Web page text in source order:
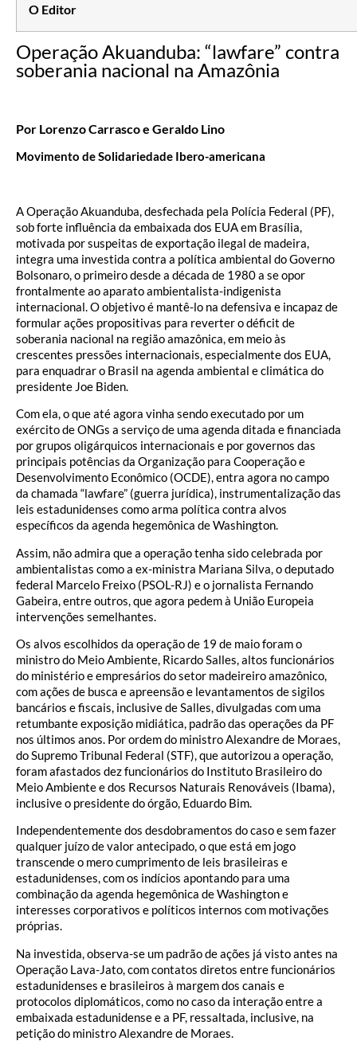
O Editor
Operação Akuanduba: “lawfare” contra
soberania nacional na Amazônia
Por Lorenzo Carrasco e Geraldo Lino
Movimento de Solidariedade Ibero-americana
A Operação Akuanduba, desfechada pela Polícia Federal (PF),
sob forte influência da embaixada dos EUA em Brasília,
motivada por suspeitas de exportação ilegal de madeira,
integra uma investida contra a política ambiental do Governo
Bolsonaro, o primeiro desde a década de 1980 a se opor
frontalmente ao aparato ambientalista-indigenista
internacional. O objetivo é mantê-lo na defensiva e incapaz de
formular ações propositivas para reverter o déficit de
soberania nacional na região amazônica, em meio às
crescentes pressões internacionais, especialmente dos EUA,
para enquadrar o Brasil na agenda ambiental e climática do
presidente Joe Biden.
Com ela, o que até agora vinha sendo executado por um
exército de ONGs a serviço de uma agenda ditada e financiada
por grupos oligárquicos internacionais e por governos das
principais potências da Organização para Cooperação e
Desenvolvimento Econômico (OCDE), entra agora no campo
da chamada “lawfare” (guerra jurídica), instrumentalização das
leis estadunidenses como arma política contra alvos
específicos da agenda hegemônica de Washington.
Assim, não admira que a operação tenha sido celebrada por
ambientalistas como a ex-ministra Mariana Silva, o deputado
federal Marcelo Freixo (PSOL-RJ) e o jornalista Fernando
Gabeira, entre outros, que agora pedem à União Europeia
intervenções semelhantes.
Os alvos escolhidos da operação de 19 de maio foram o
ministro do Meio Ambiente, Ricardo Salles, altos funcionários
do ministério e empresários do setor madeireiro amazônico,
com ações de busca e apreensão e levantamentos de sigilos
bancários e fiscais, inclusive de Salles, divulgadas com uma
retumbante exposição midiática, padrão das operações da PF
nos últimos anos. Por ordem do ministro Alexandre de Moraes,
do Supremo Tribunal Federal (STF), que autorizou a operação,
foram afastados dez funcionários do Instituto Brasileiro do
Meio Ambiente e dos Recursos Naturais Renováveis (Ibama),
inclusive o presidente do órgão, Eduardo Bim.
Independentemente dos desdobramentos do caso e sem fazer
qualquer juízo de valor antecipado, o que está em jogo
transcende o mero cumprimento de leis brasileiras e
estadunidenses, com os indícios apontando para uma
combinação da agenda hegemônica de Washington e
interesses corporativos e políticos internos com motivações
próprias.
Na investida, observa-se um padrão de ações já visto antes na
Operação Lava-Jato, com contatos diretos entre funcionários
estadunidenses e brasileiros à margem dos canais e
protocolos diplomáticos, como no caso da interação entre a
embaixada estadunidense e a PF, ressaltada, inclusive, na
petição do ministro Alexandre de Moraes.